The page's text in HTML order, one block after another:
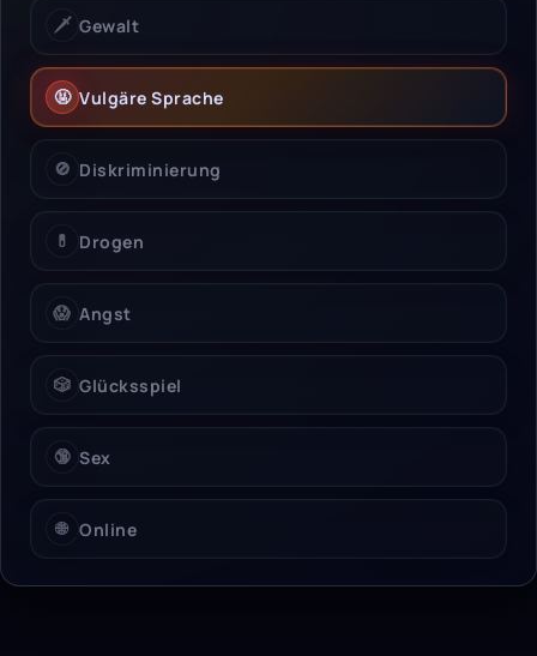
🗡️ Gewalt
🤬 Vulgäre Sprache
🚫 Diskriminierung
💊 Drogen
😱 Angst
🎲 Glücksspiel
🔞 Sex
🌐 Online